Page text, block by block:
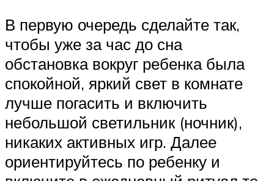
В первую очередь сделайте так,
чтобы уже за час до сна
обстановка вокруг ребенка была
спокойной, яркий свет в комнате
лучше погасить и включить
небольшой светильник (ночник),
никаких активных игр. Далее
ориентируйтесь по ребенку и